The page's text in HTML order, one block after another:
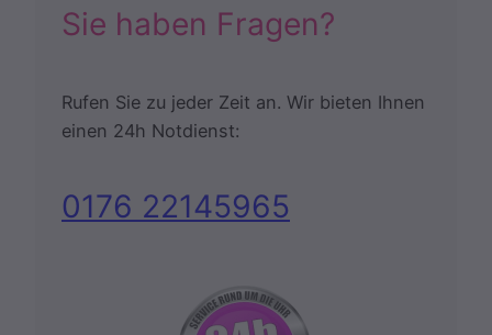
Sie haben Fragen?
Rufen Sie zu jeder Zeit an. Wir bieten Ihnen
einen 24h Notdienst:
0176 22145965